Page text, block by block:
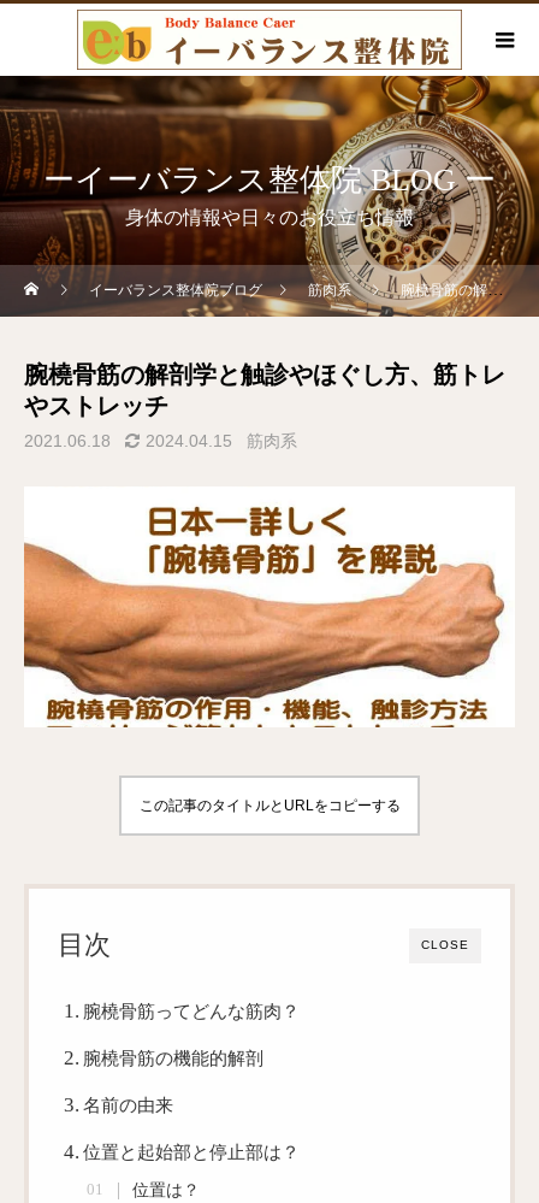
ーイーバランス整体院 BLOG ー
身体の情報や日々のお役立ち情報
イーバランス整体院ブログ 筋肉系 腕橈骨筋の解剖学と触診やほぐし方、筋トレやストレッチ
腕橈骨筋の解剖学と触診やほぐし方、筋トレ
やストレッチ
2021.06.18 2024.04.15 筋肉系
この記事のタイトルとURLをコピーする
CLOSE
目次
腕橈骨筋ってどんな筋肉？
腕橈骨筋の機能的解剖
名前の由来
位置と起始部と停止部は？
位置は？